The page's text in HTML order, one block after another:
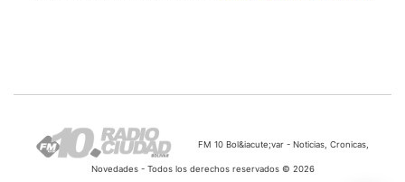
FM 10 Bol&iacute;var - Noticias, Cronicas,
Novedades - Todos los derechos reservados © 2026